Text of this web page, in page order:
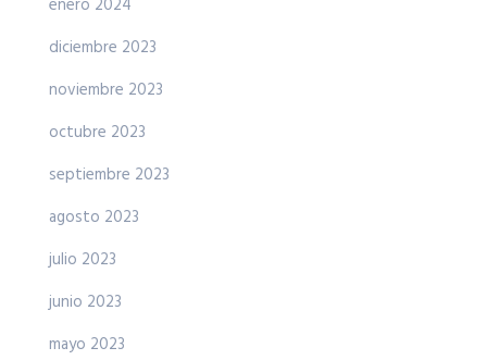
enero 2024
diciembre 2023
noviembre 2023
octubre 2023
septiembre 2023
agosto 2023
julio 2023
junio 2023
mayo 2023